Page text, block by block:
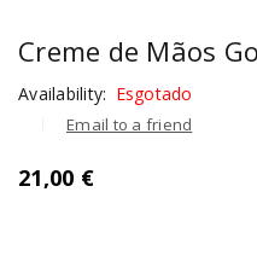
Creme de Mãos
Availability: Esgotado
Email to a friend
21,00 €